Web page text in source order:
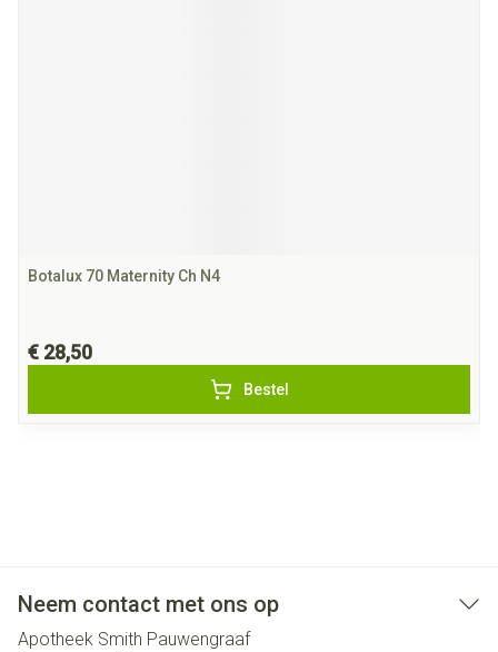
Botalux 70 Maternity Ch N4
€ 28,50
Bestel
Neem contact met ons op
Apotheek Smith Pauwengraaf